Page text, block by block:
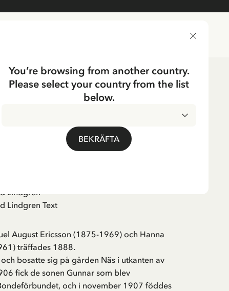
Lindgren
Lindgren Text
August Ericsson (1875-1969) och Hanna
träffades 1888.
bosatte sig på gården Näs i utkanten av
fick de sonen Gunnar som blev
och i november 1907 föddes
You’re browsing from another country.
Please select your country from the list
below.
BEKRÄFTA